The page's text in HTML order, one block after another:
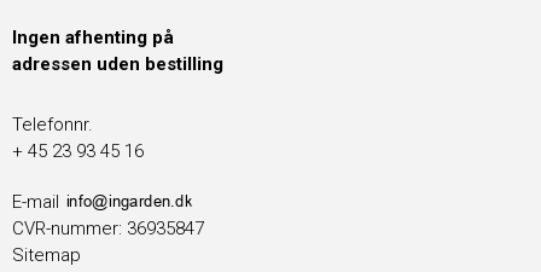
Ingen afhenting på
adressen uden bestilling
Telefonnr.
+ 45 23 93 45 16
E-mail
CVR-nummer: 36935847
Sitemap